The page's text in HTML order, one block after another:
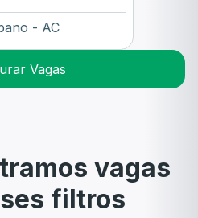
Vagas
vagas
filtros